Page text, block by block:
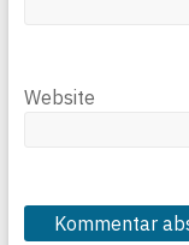
Website